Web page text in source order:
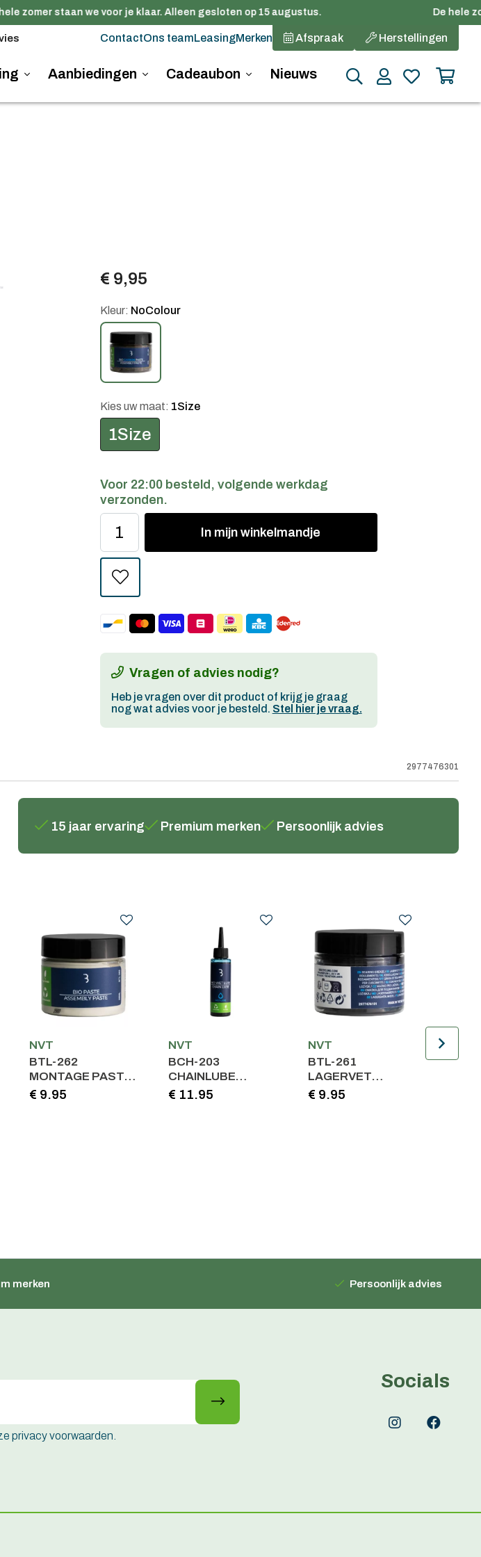
zomer staan we voor je klaar. Alleen gesloten op 15 augustus. De hele
ContactOns teamLeasingMerken Afspraak Herstellingen
Aanbiedingen Cadeaubon Nieuws
€ 9,95
Kleur: NoColour
Kies uw maat: 1Size
1Size
Voor 22:00 besteld, volgende werkdag
verzonden.
In mijn winkelmandje
Vragen of advies nodig?
Heb je vragen over dit product of krijg je graag
nog wat advies voor je besteld. Stel hier je vraag.
2977476301
15 jaar ervaring Premium merken Persoonlijk advies
NVT
BTL-262
MONTAGE PASTA
BIOPASTE WIT
€ 9.95
NVT
BCH-203
CHAINLUBE
BIOWETLUBE
€ 11.95
NVT
BTL-261
LAGERVET
BIOBEARINGGREASE
€ 9.95
BCH-
merken Persoonlijk advies
privacy voorwaarden.
Socials